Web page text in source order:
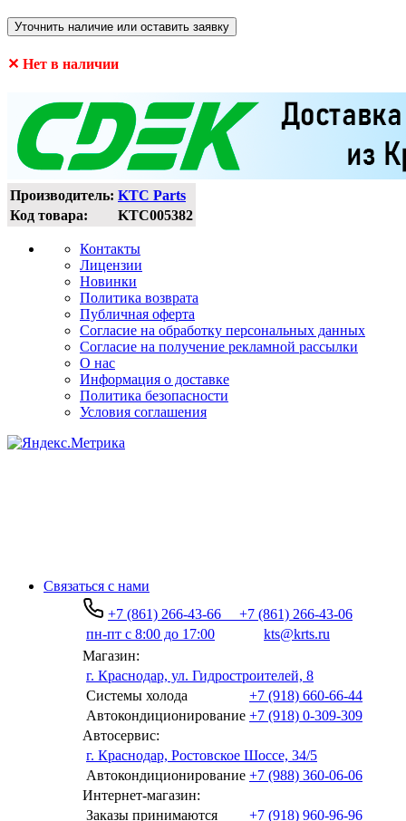
Уточнить наличие или оставить заявку
✕ Нет в наличии
Производитель: KTC Parts
Код товара:
KTC005382
Контакты
Лицензии
Новинки
Политика возврата
Публичная оферта
Согласие на обработку персональных данных
Согласие на получение рекламной рассылки
О нас
Информация о доставке
Политика безопасности
Условия соглашения
Связаться с нами
+7 (861) 266-43-66
+7 (861) 266-43-06
пн-пт с 8:00 до 17:00
kts@krts.ru
Магазин:
г. Краснодар, ул. Гидростроителей, 8
Системы холода
+7 (918) 660-66-44
Автокондиционирование +7 (918) 0-309-309
Автосервис:
г. Краснодар, Ростовское Шоссе, 34/5
Автокондиционирование +7 (988) 360-06-06
Интернет-магазин:
Заказы принимаются
+7 (918) 960-96-96